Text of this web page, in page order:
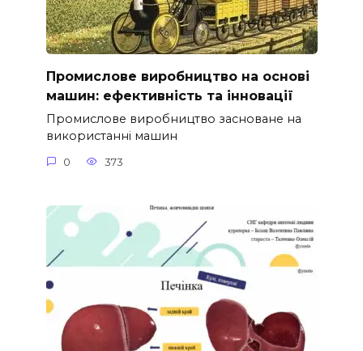
Промислове виробництво на основі
машин: ефективність та інновації
Промислове виробництво засноване на
використанні машин
0 373